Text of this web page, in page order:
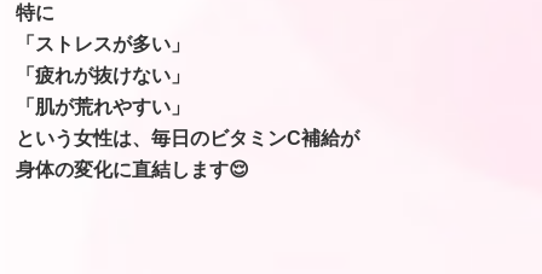
特に
「ストレスが多い」
「疲れが抜けない」
「肌が荒れやすい」
という女性は、毎日のビタミンC補給が
身体の変化に直結します😌